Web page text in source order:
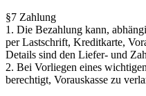
§7 Zahlung
1. Die Bezahlung kann,
per Lastschrift, Kreditkarte,
Details sind den Liefer- und
2. Bei Vorliegen eines
berechtigt, Vorauskasse zu